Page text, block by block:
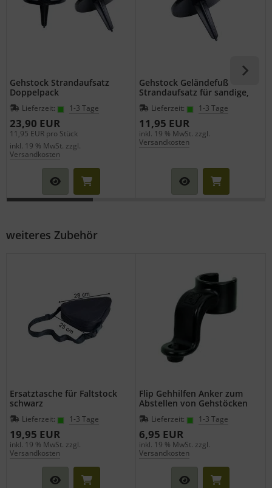
Gehstock Strandaufsatz
Doppelpack
Lieferzeit: 1-3 Tage
23,90 EUR
11,95 EUR pro Stück
inkl. 19 % MwSt. zzgl.
Versandkosten
Gehstock Geländefuß
Strandaufsatz für sandige,
moorastige Böden für
Wanderstöcke mit
Durchmesser 19 mm
Lieferzeit: 1-3 Tage
11,95 EUR
inkl. 19 % MwSt. zzgl.
Versandkosten
weiteres Zubehör
Ersatztasche für Faltstock
schwarz
Lieferzeit: 1-3 Tage
19,95 EUR
inkl. 19 % MwSt. zzgl.
Versandkosten
Flip Gehhilfen Anker zum
Abstellen von Gehstöcken
Lieferzeit: 1-3 Tage
6,95 EUR
inkl. 19 % MwSt. zzgl.
Versandkosten